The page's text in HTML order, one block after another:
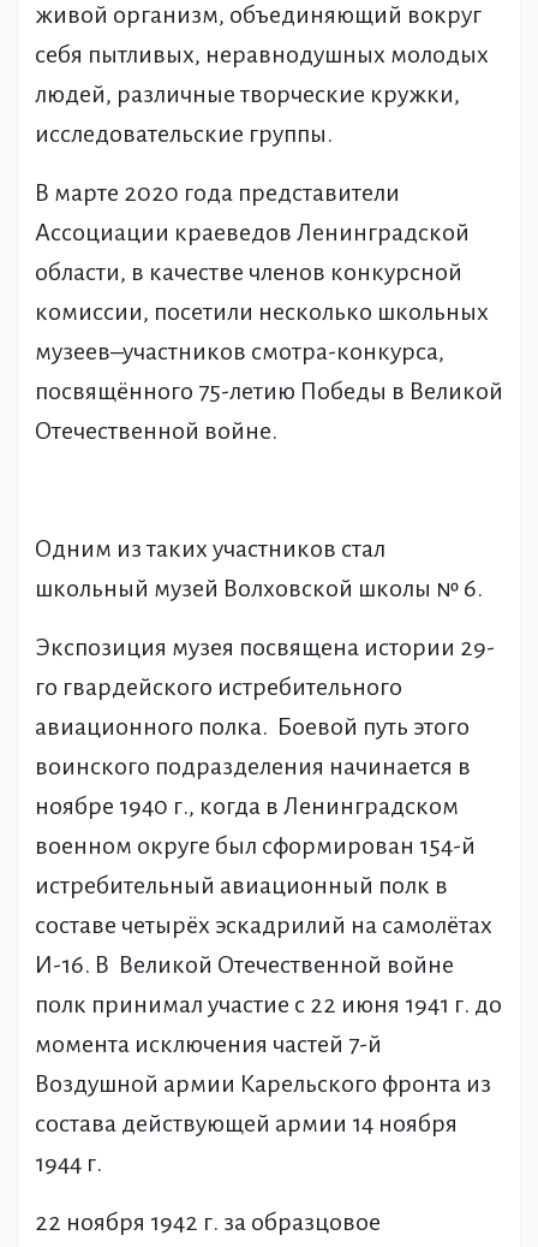
живой организм, объединяющий вокруг
себя пытливых, неравнодушных молодых
людей, различные творческие кружки,
исследовательские группы.
В марте 2020 года представители
Ассоциации краеведов Ленинградской
области, в качестве членов конкурсной
комиссии, посетили несколько школьных
музеев–участников смотра-конкурса,
посвящённого 75-летию Победы в Великой
Отечественной войне.
Одним из таких участников стал
школьный музей Волховской школы № 6.
Экспозиция музея посвящена истории 29-
го гвардейского истребительного
авиационного полка. Боевой путь этого
воинского подразделения начинается в
ноябре 1940 г., когда в Ленинградском
военном округе был сформирован 154-й
истребительный авиационный полк в
составе четырёх эскадрилий на самолётах
И-16. В Великой Отечественной войне
полк принимал участие с 22 июня 1941 г. до
момента исключения частей 7-й
Воздушной армии Карельского фронта из
состава действующей армии 14 ноября
1944 г.
22 ноября 1942 г. за образцовое